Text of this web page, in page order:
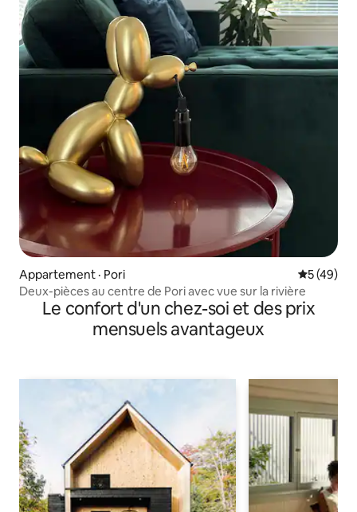
Appartement · Pori Note
5 (49)
Deux-pièces au centre de Pori avec vue sur la rivière
Le confort d'un chez-soi et des prix
mensuels avantageux